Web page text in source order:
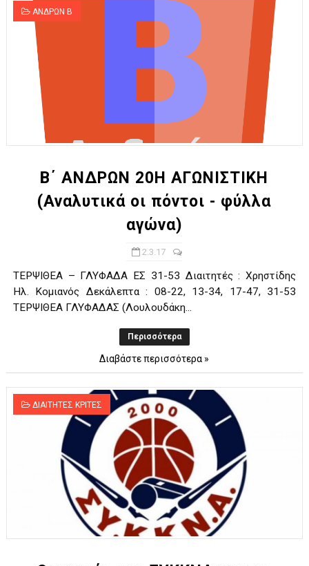
ΑΝΔΡΩΝ Β
Β΄ ΑΝΔΡΩΝ 20Η ΑΓΩΝΙΣΤΙΚΗ
(Αναλυτικά οι πόντοι - φύλλα
αγώνα)
2.3.17
ΤΕΡΨΙΘΕΑ – ΓΛΥΦΑΔΑ ΕΣ 31-53 Διαιτητές : Χρηστίδης
Ηλ. Κομιανός Δεκάλεπτα : 08-22, 13-34, 17-47, 31-53
ΤΕΡΨΙΘΕΑ ΓΛΥΦΑΔΑΣ (Λουλουδάκη...
Περισσότερα
Διαβάστε περισσότερα »
ΔΙΑΙΤΗΤΕΣ ΚΡΙΤΕΣ